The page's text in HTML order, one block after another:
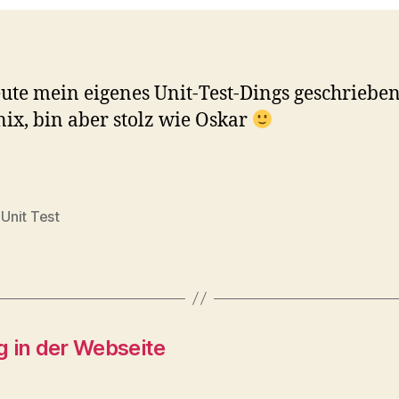
mein eigenes Unit-Test-Dings
bin aber stolz wie Oskar
Unit Test
in der Webseite